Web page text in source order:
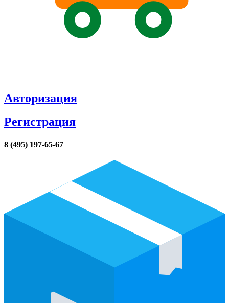
Авторизация
Регистрация
8 (495) 197-65-67